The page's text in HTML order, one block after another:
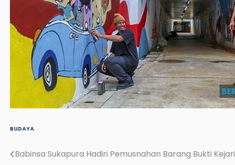
BUDAYA
Post
Babinsa Sukapura Hadiri Pemusnahan Barang Bukti Kejari